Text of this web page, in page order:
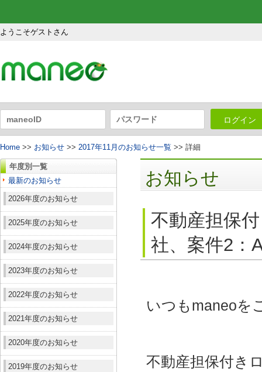
ようこそゲストさん
ログイン
Home >> お知らせ >> 2017年11月のお知らせ一覧 >> 詳細
年度別一覧
最新のお知らせ
2026年度のお知らせ
2025年度のお知らせ
2024年度のお知らせ
2023年度のお知らせ
2022年度のお知らせ
2021年度のお知らせ
2020年度のお知らせ
2019年度のお知らせ
お知らせ
不動産担保
社、案件2：
いつもmaneoを
不動産担保付き